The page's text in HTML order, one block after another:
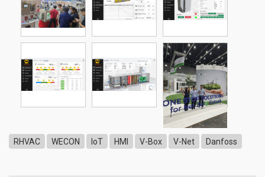
RHVAC WECON IoT HMI V-Box V-Net Danfoss